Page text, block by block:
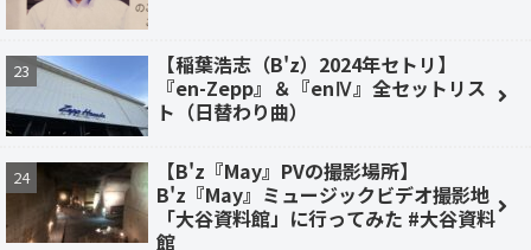
【稲葉浩志（B'z）2024年セトリ】
『en-Zepp』＆『enⅣ』全セットリス
ト（日替わり曲）
【B'z『May』PVの撮影場所】
B'z『May』ミュージックビデオ撮影地
「大谷資料館」に行ってみた #大谷資料
館